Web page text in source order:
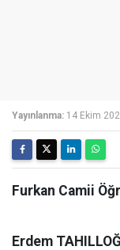
Yayınlanma: 14 Ekim
Furkan Camii
Erdem